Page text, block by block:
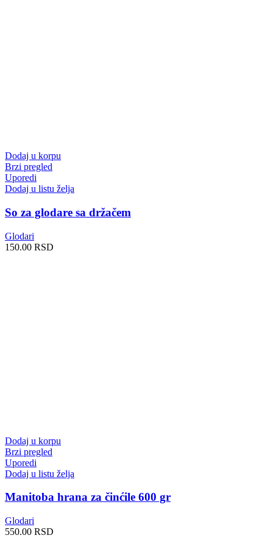
Dodaj u korpu
Brzi pregled
Uporedi
Dodaj u listu želja
So za glodare sa držačem
Glodari
150.00 RSD
Dodaj u korpu
Brzi pregled
Uporedi
Dodaj u listu želja
Manitoba hrana za činćile 600 gr
Glodari
550.00 RSD